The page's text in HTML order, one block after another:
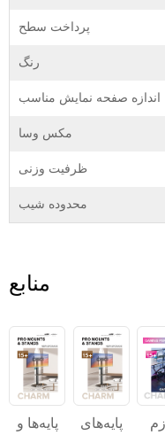
پرداخت سطح
رنگ
اندازه صفحه نمایش مناسب
مکس وسا
ظرفیت وزنی
محدوده شیب
منابع
پایه‌ها و
پایه‌های